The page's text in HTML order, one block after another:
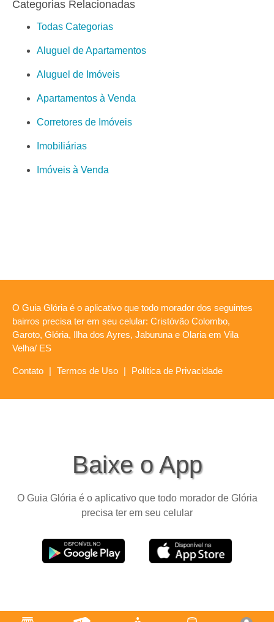
Categorias Relacionadas
Todas Categorias
Aluguel de Apartamentos
Aluguel de Imóveis
Apartamentos à Venda
Corretores de Imóveis
Imobiliárias
Imóveis à Venda
O Guia Glória é o aplicativo que todo morador dos seguintes
bairros precisa ter em seu celular: Cristóvão Colombo,
Garoto, Glória, Ilha dos Ayres, Jaburuna e Olaria em Vila
Velha/ ES
Contato | Termos de Uso | Política de Privacidade
Baixe o App
O Guia Glória é o aplicativo que todo morador de Glória
precisa ter em seu celular